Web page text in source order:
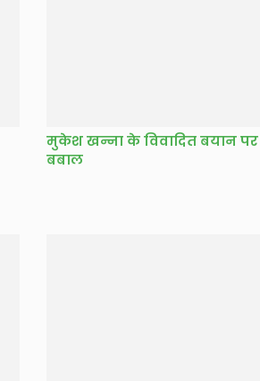
मुकेश खन्ना के विवादित बयान पर
बबाल